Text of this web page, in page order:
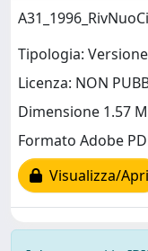
Tipologia:
Licenza: NON
Dimensione 1.57
Formato Adobe
Visualizza/Apri